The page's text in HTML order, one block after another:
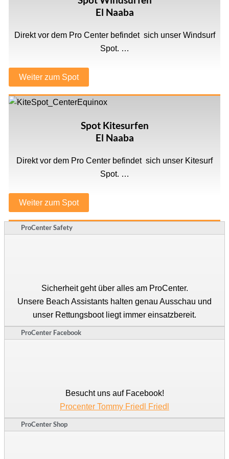
El Naaba
Direkt vor dem Pro Center befindet sich unser Windsurf
Spot. …
Weiter zum Spot
Spot Kitesurfen
El Naaba
Direkt vor dem Pro Center befindet sich unser Kitesurf
Spot. …
Weiter zum Spot
ProCenter Safety
Sicherheit geht über alles am ProCenter.
Unsere Beach Assistants halten genau Ausschau und
unser Rettungsboot liegt immer einsatzbereit.
ProCenter Facebook
Besucht uns auf Facebook!
Procenter Tommy Friedl Friedl
ProCenter Shop